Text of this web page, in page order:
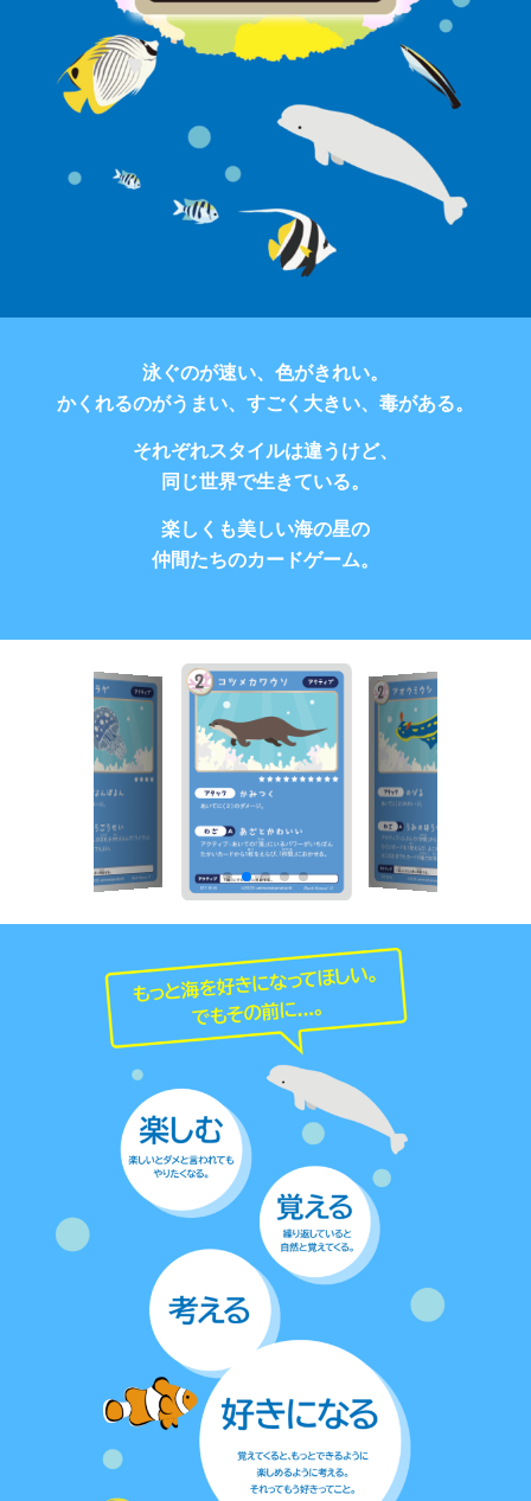
泳ぐのが速い、色がきれい。
かくれるのがうまい、すごく大きい、毒がある。
それぞれスタイルは違うけど、
同じ世界で生きている。
楽しくも美しい海の星の
仲間たちのカードゲーム。